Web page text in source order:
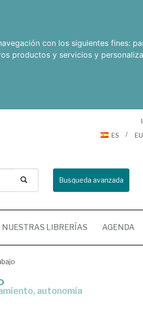
con los siguientes fines:
productos y servicios y
ES
Busqueda avanzada
NUESTRAS LIBRERÍAS AGENDA
autonomía